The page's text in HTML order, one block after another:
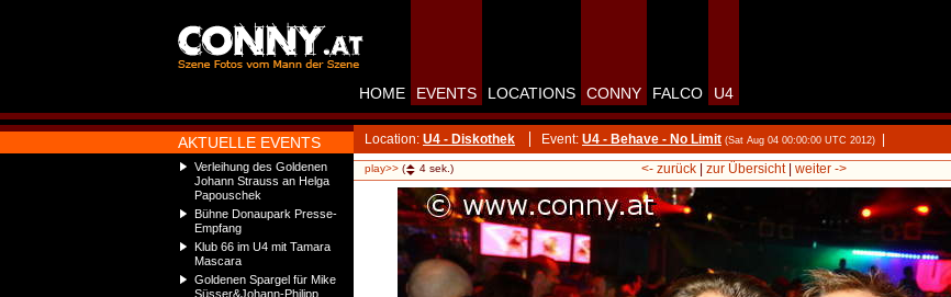
AKTUELLE EVENTS
Verleihung des Goldenen
Johann Strauss an Helga
Papouschek
Bühne Donaupark Presse-
Empfang
Klub 66 im U4 mit Tamara
Mascara
Goldenen Spargel für Mike
Süsser&Johann-Philipp
HOME EVENTS LOCATIONS CONNY FALCO U4
Location: U4 - Diskothek Event: U4 - Behave - No Limit (Sat Aug 04 00:00:00 UTC 2012)
play>> ( 4 sek.) <- zurück| zur Übersicht| weiter ->